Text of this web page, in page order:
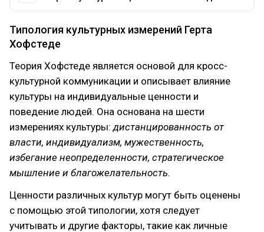
Типология культурных измерений Герта
Хофстеде
Теория Хофстеде является основой для кросс-
культурной коммуникации и описывает влияние
культуры на индивидуальные ценности и
поведение людей. Она основана на шести
измерениях культуры: дистанцированность от
власти, индивидуализм, мужественность,
избегание неопределенности, стратегическое
мышление и благожелательность.
Ценности различных культур могут быть оценены
с помощью этой типологии, хотя следует
учитывать и другие факторы, такие как личные